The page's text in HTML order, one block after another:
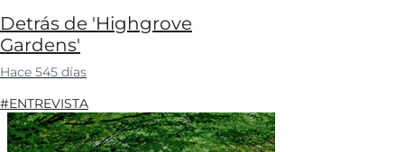
Detrás de 'Highgrove
Gardens'
Hace 545 días
#ENTREVISTA